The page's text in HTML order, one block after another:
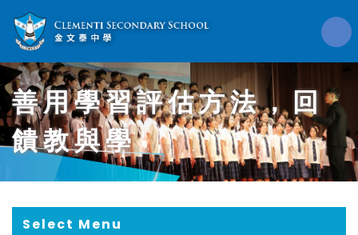
善用學習評估方法，回
饋教與學
Select Menu